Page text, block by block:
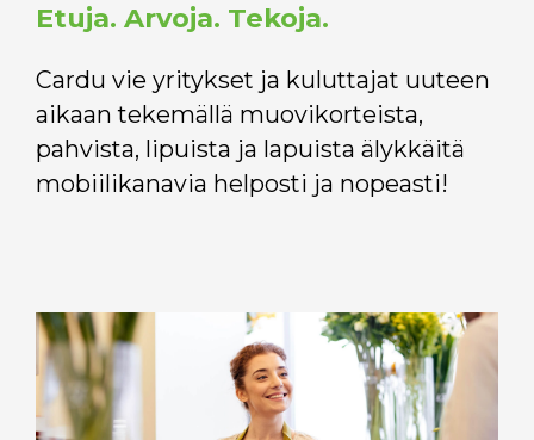
Etuja. Arvoja. Tekoja.
Cardu vie yritykset ja kuluttajat uuteen
aikaan tekemällä muovikorteista,
pahvista, lipuista ja lapuista älykkäitä
mobiilikanavia helposti ja nopeasti!